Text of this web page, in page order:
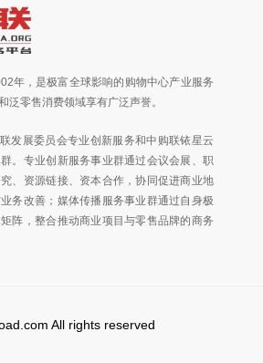
年，是极富全球影响的购物中心产业服务
泛零售消费领域享有广泛声誉。
发展委员会专业创新服务和中购联铱星云
。专业创新服务事业群通过会议会展、职
、资源链接、资本合作，协同促进商业地
务改善；媒体传播服务事业群通过自身极
阵，整合推动商业项目与零售品牌的商务
All rights reserved